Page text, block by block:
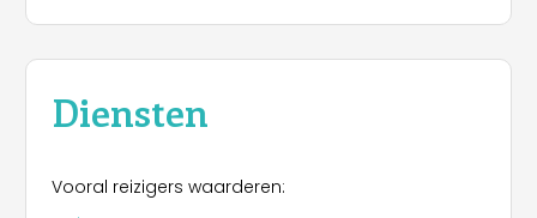
Diensten
Vooral reizigers waarderen: